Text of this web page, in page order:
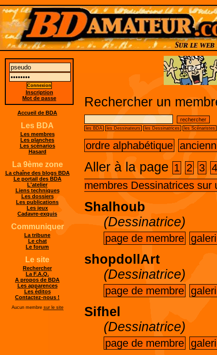
Rechercher un
les BDA les Dessinateurs les Dessinatrices les Scénaristes
ordre alphabétique
Aller à la page 1 2 3
membres Dessinatrices sur
Shalhoub
(Dessinatrice)
page de membre
shopdollArt
(Dessinatrice)
page de membre
Sifhel
(Dessinatrice)
page de membre
Inscription
Mot de passe
Accueil de BDA
Les BDA
Les membres
Les planches
Les scénarios
Hasard
La 9ème zone
La chaîne des blogs BDA
Le portail des BDA
L'atelier
Liens techniques
Les dossiers
Les publications
Les jeux
Cadavre-exquis
Communiquer
La tribune
Le chat
Le forum
Le site
Rechercher
La F.A.Q.
A propos de BDA
Les apparences
Les éditos
Contactez-nous !
Aucun membre sur le site